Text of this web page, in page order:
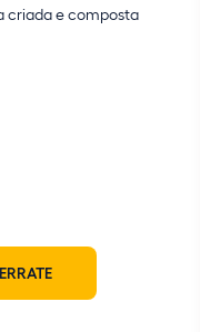
criada e composta